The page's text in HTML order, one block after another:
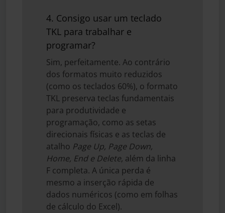
4. Consigo usar um teclado
TKL para trabalhar e
programar?
Sim, perfeitamente. Ao contrário
dos formatos muito reduzidos
(como os teclados 60%), o formato
TKL preserva teclas fundamentais
para produtividade e
programação, como as setas
direcionais físicas e as teclas de
atalho Page Up, Page Down,
Home, End e Delete, além da linha
F completa. A única perda é
mesmo a inserção rápida de
dados numéricos (como em folhas
de cálculo do Excel).